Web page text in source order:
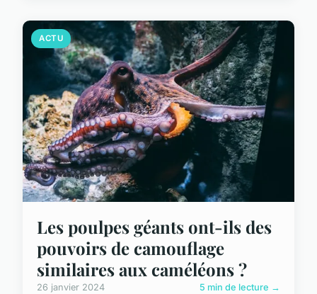
ACTU
Les poulpes géants ont-ils des
pouvoirs de camouflage
similaires aux caméléons ?
26 janvier 2024 5 min de lecture →